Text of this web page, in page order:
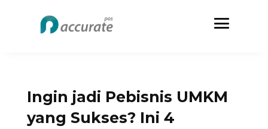
Ingin jadi Pebisnis UMKM
yang Sukses? Ini 4